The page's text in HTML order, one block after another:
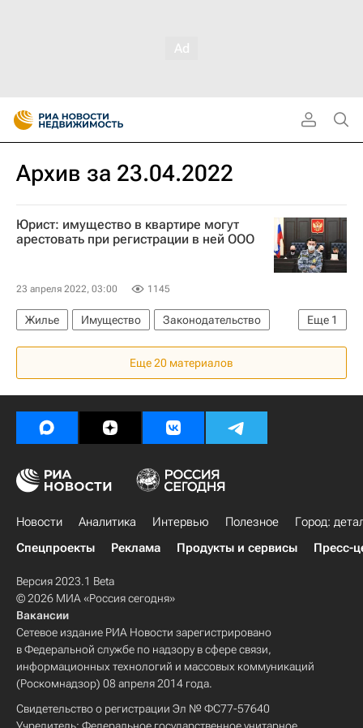
Архив за 23.04.2022
Юрист: имущество в квартире могут
арестовать при регистрации в ней ООО
23 апреля 2022, 03:00 1145
Еще 1
Жилье Имущество
Законодательство
Долги
Еще 20 материалов
Новости Аналитика Интервью Полезное
Город:
Спецпроекты
Реклама Продукты и сервисы Пресс-
Версия 2023.1 Beta
© 2026 МИА «Россия сегодня»
Вакансии
Сетевое издание РИА Новости зарегистрировано
в Федеральной службе по надзору в сфере связи,
информационных технологий и массовых коммуникаций
(Роскомнадзор) 08 апреля 2014 года.
Свидетельство о регистрации Эл № ФС77-57640